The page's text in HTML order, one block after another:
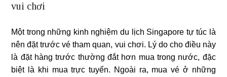
vui chơi
Một trong những kinh nghiệm du lịch Singapore tự túc là
nên đặt trước vé tham quan, vui chơi. Lý do cho điều này
là đặt hàng trước thường đắt hơn mua trong nước, đặc
biệt là khi mua trực tuyến. Ngoài ra, mua vé ở những